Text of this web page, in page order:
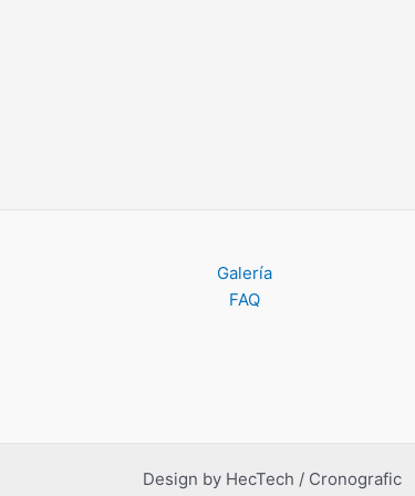
Galería
FAQ
Design by HecTech / Cronografic